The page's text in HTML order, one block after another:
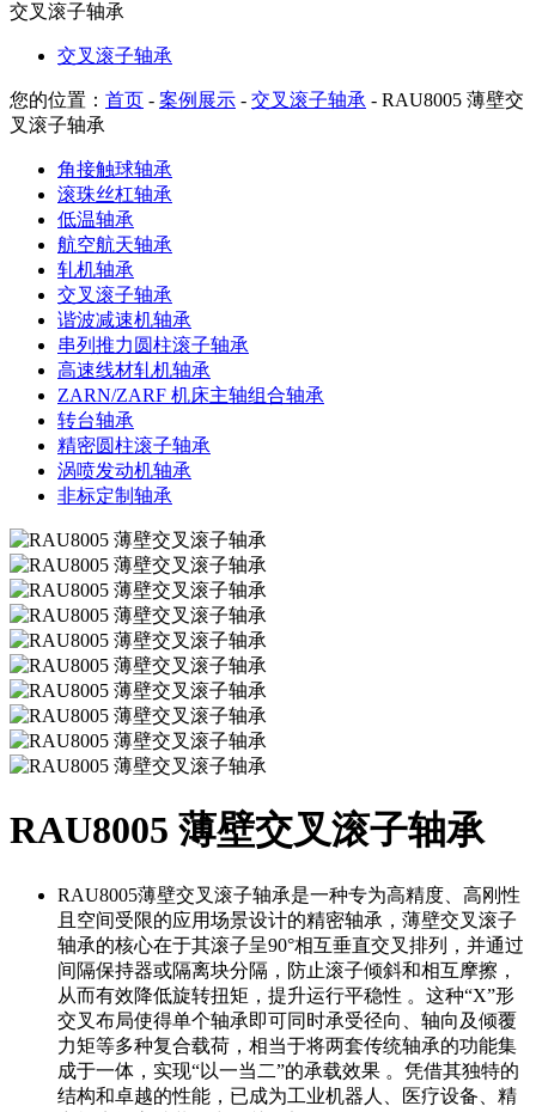
交叉滚子轴承
交叉滚子轴承
您的位置： 首页 - 案例展示 - 交叉滚子轴承 - RAU8005 薄壁交
叉滚子轴承
角接触球轴承
滚珠丝杠轴承
低温轴承
航空航天轴承
轧机轴承
交叉滚子轴承
谐波减速机轴承
串列推力圆柱滚子轴承
高速线材轧机轴承
ZARN/ZARF 机床主轴组合轴承
转台轴承
精密圆柱滚子轴承
涡喷发动机轴承
非标定制轴承
RAU8005 薄壁交叉滚子轴承
RAU8005薄壁交叉滚子轴承是一种专为高精度、高刚性
且空间受限的应用场景设计的精密轴承，薄壁交叉滚子
轴承的核心在于其‌滚子呈90°相互垂直交叉排列‌，并通过
间隔保持器或隔离块分隔，防止滚子倾斜和相互摩擦，
从而有效降低旋转扭矩，提升运行平稳性 。这种“X”形
交叉布局使得单个轴承即可同时承受径向、轴向及倾覆
力矩等多种复合载荷，相当于将两套传统轴承的功能集
成于一体，实现“以一当二”的承载效果 。凭借其独特的
结构和卓越的性能，已成为工业机器人、医疗设备、精